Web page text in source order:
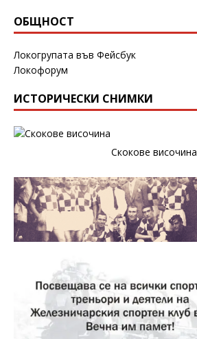
ОБЩНОСТ
Локогрупата във Фейсбук
Локофорум
ИСТОРИЧЕСКИ СНИМКИ
Скокове височина